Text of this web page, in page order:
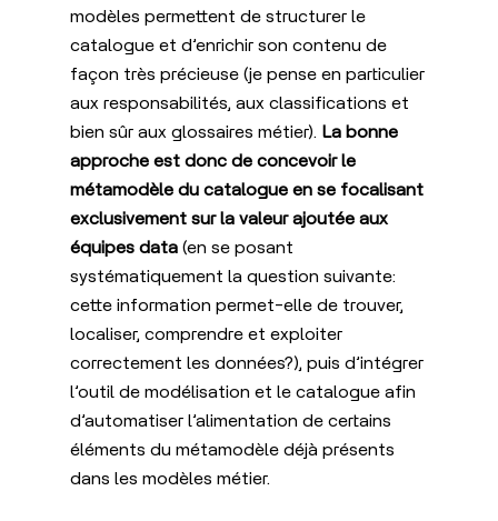
modèles permettent de structurer le
catalogue et d’enrichir son contenu de
façon très précieuse (je pense en particulier
aux responsabilités, aux classifications et
bien sûr aux glossaires métier). La bonne
approche est donc de concevoir le
métamodèle du catalogue en se focalisant
exclusivement sur la valeur ajoutée aux
équipes data(en se posant
systématiquement la question suivante:
cette information permet-elle de trouver,
localiser, comprendre et exploiter
correctement les données?), puis d’intégrer
l’outil de modélisation et le catalogue afin
d’automatiser l’alimentation de certains
éléments du métamodèle déjà présents
dans les modèles métier.